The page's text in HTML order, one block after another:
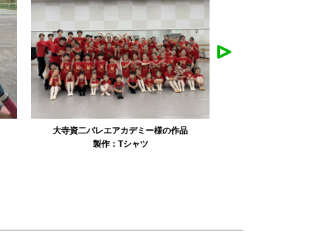
リュミエル新体操クラブ様の作品
Tシャツ製作：パーカ・スウェット